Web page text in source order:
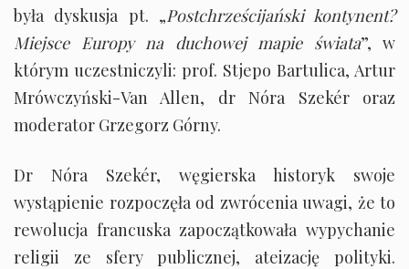
była dyskusja pt. „Postchrześcijański kontynent?
Miejsce Europy na duchowej mapie świata”, w
którym uczestniczyli: prof. Stjepo Bartulica, Artur
Mrówczyński-Van Allen, dr Nóra Szekér oraz
moderator Grzegorz Górny.
Dr Nóra Szekér, węgierska historyk swoje
wystąpienie rozpoczęła od zwrócenia uwagi, że to
rewolucja francuska zapoczątkowała wypychanie
religii ze sfery publicznej, ateizację polityki.